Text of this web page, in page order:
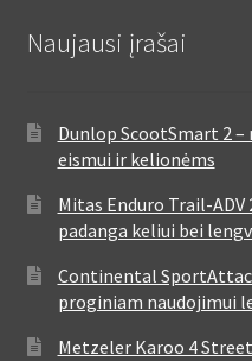
Naujausi įrašai
Dunlop ScootSmart 2
eismui ir kelionėms
Mitas Enduro Trail-
padanga keliui bei
Continental
proginiam naudojimui
Metzeler Karoo 4